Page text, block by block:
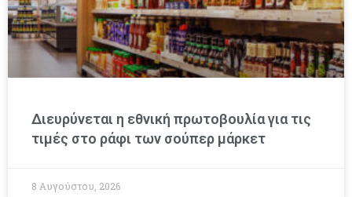
Διευρύνεται η εθνική πρωτοβουλία για τις
τιμές στο ράφι των σούπερ μάρκετ
8 Αυγούστου, 2026